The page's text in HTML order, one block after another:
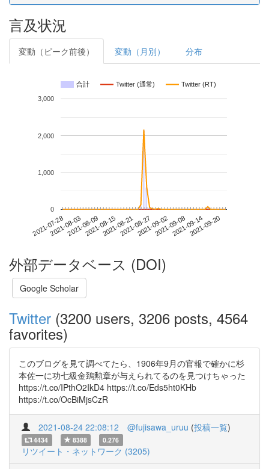
言及状況
変動（ピーク前後） 変動（月別） 分布
合計 Twitter (通常) Twitter (RT)
2021-07-282021-08-032021-08-092021-08-152021-08-212021-08-272021-09-022021-09-082021-09-142021-09-20
0
1,000
2,000
3,000
外部データベース (DOI)
Google Scholar
Twitter (3200 users, 3206 posts, 4564
favorites)
このブログを見て調べてたら、1906年9月の官報で確かに杉
本佐一に功七級金鵄勲章が与えられてるのを見つけちゃった
https://t.co/IPthO2IkD4 https://t.co/Eds5ht0KHb
https://t.co/OcBiMjsCzR
2021-08-24 22:08:12 @fujisawa_uruu (投稿一覧)
4434 8388 0.276
リツイート・ネットワーク (3205)